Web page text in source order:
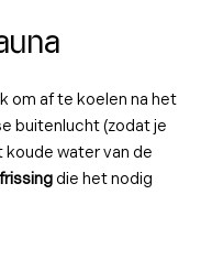
om af te koelen na het
buitenlucht (zodat je
koude water van de
die het nodig